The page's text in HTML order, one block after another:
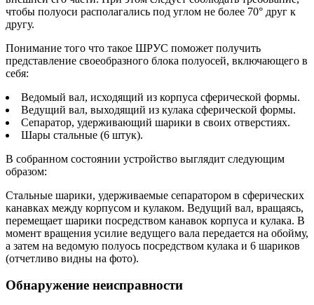
чтобы полуоси располагались под углом не более 70° друг к
другу.
Понимание того что такое ШРУС поможет получить
представление своеобразного блока полуосей, включающего в
себя:
Ведомый вал, исходящий из корпуса сферической формы.
Ведущий вал, выходящий из кулака сферической формы.
Сепаратор, удерживающий шарики в своих отверстиях.
Шары стальные (6 штук).
В собранном состоянии устройство выглядит следующим
образом:
Стальные шарики, удерживаемые сепаратором в сферических
канавках между корпусом и кулаком. Ведущий вал, вращаясь,
перемещает шарики посредством канавок корпуса и кулака. В
момент вращения усилие ведущего вала передается на обойму,
а затем на ведомую полуось посредством кулака и 6 шариков
(отчетливо видны на фото).
Обнаружение неисправности